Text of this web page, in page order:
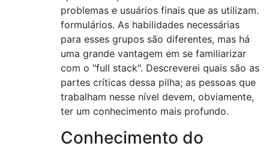
problemas e usuários finais que as utilizam.
formulários. As habilidades necessárias
para esses grupos são diferentes, mas há
uma grande vantagem em se familiarizar
com o "full stack". Descreverei quais são as
partes críticas dessa pilha; as pessoas que
trabalham nesse nível devem, obviamente,
ter um conhecimento mais profundo.
Conhecimento do